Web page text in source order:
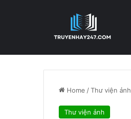
Home /Thư viện ảnh
Thư viện ảnh